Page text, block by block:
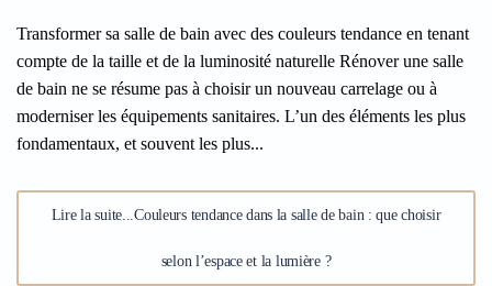
Transformer sa salle de bain avec des couleurs tendance en tenant
compte de la taille et de la luminosité naturelle Rénover une salle
de bain ne se résume pas à choisir un nouveau carrelage ou à
moderniser les équipements sanitaires. L’un des éléments les plus
fondamentaux, et souvent les plus...
Lire la suite...Couleurs tendance dans la salle de bain : que choisir
selon l’espace et la lumière ?